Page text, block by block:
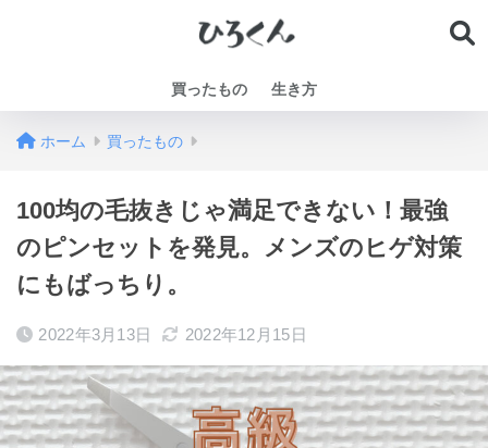
買ったもの 生き方
ホーム 買ったもの
100均の毛抜きじゃ満足できない！最強
のピンセットを発見。メンズのヒゲ対策
にもばっちり。
2022年3月13日 2022年12月15日